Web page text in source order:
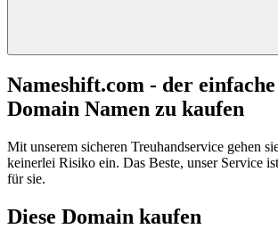
Nameshift.com - der
Domain Namen zu kaufen
Mit unserem sicheren Treuhandservice gehen
keinerlei Risiko ein. Das Beste, unser Service
für sie.
Diese Domain kaufen